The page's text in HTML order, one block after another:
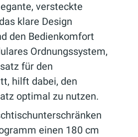
versteckte
klare Design
den Bedienkomfort
Ordnungssystem,
für den
hilft dabei, den
optimal zu nutzen.
einen 180 cm